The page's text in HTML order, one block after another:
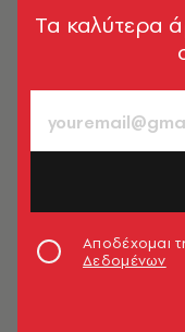
Tα καλύτερα
Αποδέχομαι
Δεδομένων